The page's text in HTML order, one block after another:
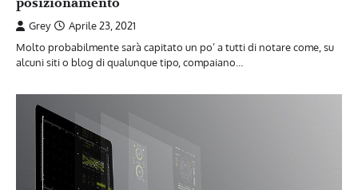
posizionamento
Grey
Aprile 23, 2021
Molto probabilmente sarà capitato un po’ a tutti di notare come, su
alcuni siti o blog di qualunque tipo, compaiano…